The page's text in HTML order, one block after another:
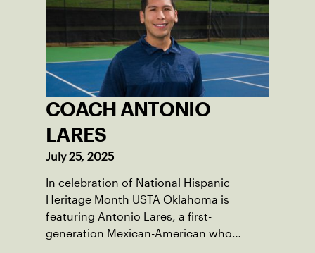
COACH ANTONIO
LARES
July 25, 2025
In celebration of National Hispanic
Heritage Month USTA Oklahoma is
featuring Antonio Lares, a first-
generation Mexican-American who